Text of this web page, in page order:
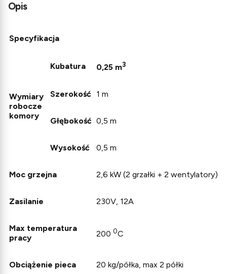
Opis
Specyfikacja
Wymiary
robocze
komory
Kubatura 0,25 m3
Szerokość 1 m
Głębokość 0,5 m
Wysokość 0,5 m
Moc grzejna 2,6 kW (2 grzałki + 2 wentylatory)
Zasilanie 230V, 12A
Max temperatura
pracy
200 0C
Obciążenie pieca 20 kg/półka, max 2 półki